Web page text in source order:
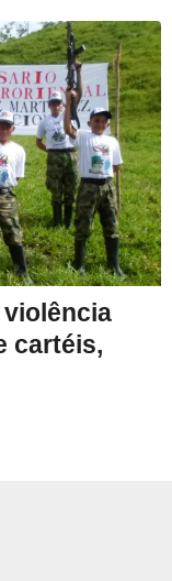
violência
cartéis,